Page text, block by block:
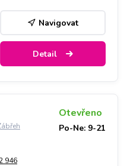
Navigovat
Detail
Otevřeno
Po-Ne: 9-21
946